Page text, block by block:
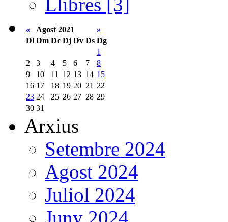
« Agost 2021
»
Dl Dm Dc Dj Dv Ds Dg
1
2
3 4 5 6 7
8
9
10 11 12 13 14 15
16 17 18 19 20 21 22
23 24 25 26 27 28 29
30 31
Arxius
Setembre 2024
Agost 2024
Juliol 2024
Juny 2024